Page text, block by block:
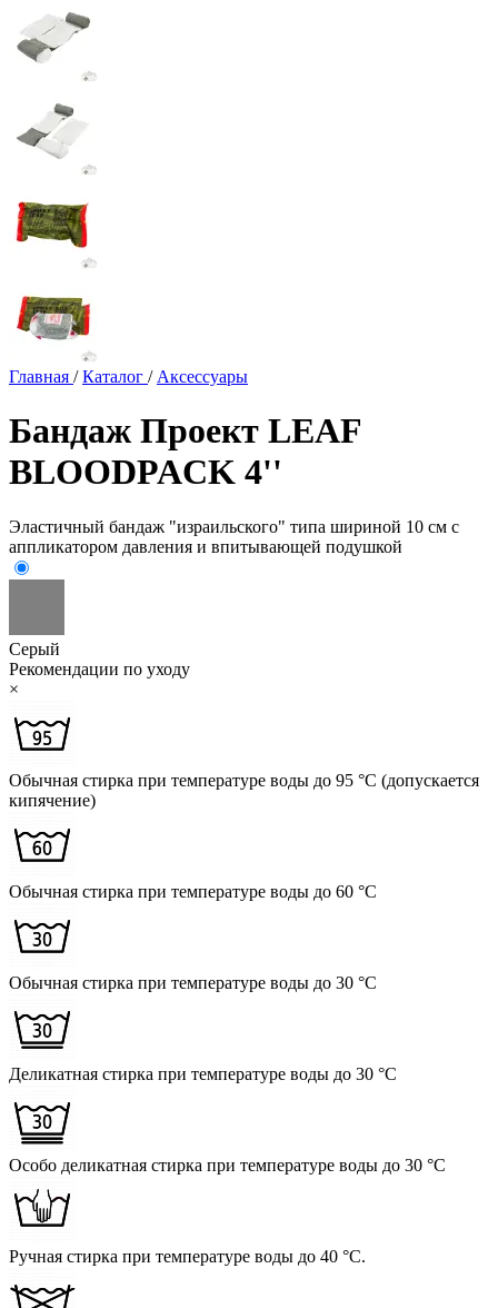
Главная / Каталог / Аксессуары
Бандаж Проект LEAF
BLOODPACK 4''
Эластичный бандаж "израильского" типа шириной 10 см с
аппликатором давления и впитывающей подушкой
Серый
Рекомендации по уходу
×
Обычная стирка при температуре воды до 95 °C (допускается
кипячение)
Обычная стирка при температуре воды до 60 °C
Обычная стирка при температуре воды до 30 °C
Деликатная стирка при температуре воды до 30 °C
Особо деликатная стирка при температуре воды до 30 °C
Ручная стирка при температуре воды до 40 °C.